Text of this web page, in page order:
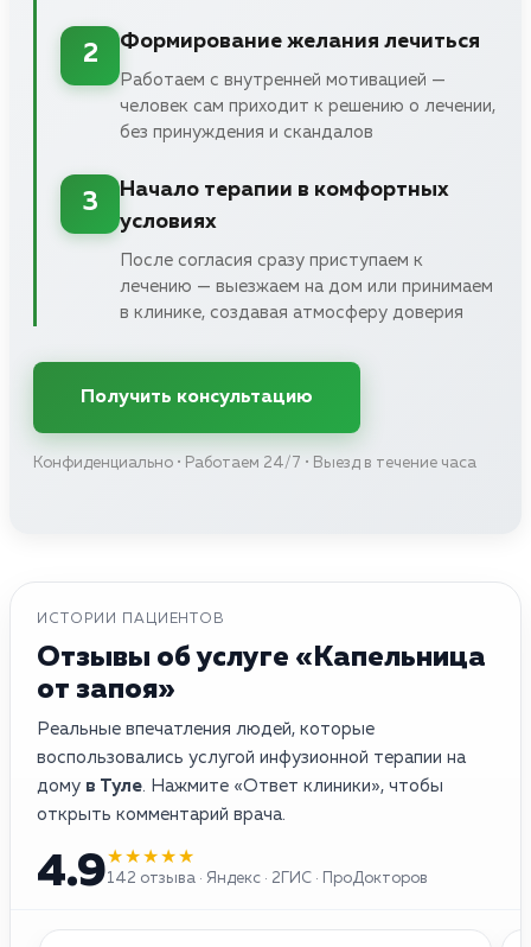
2
Формирование желания лечиться
Работаем с внутренней мотивацией —
человек сам приходит к решению о лечении,
без принуждения и скандалов
3
Начало терапии в комфортных
условиях
После согласия сразу приступаем к
лечению — выезжаем на дом или принимаем
в клинике, создавая атмосферу доверия
Получить консультацию
Конфиденциально • Работаем 24/7 • Выезд в течение часа
ИСТОРИИ ПАЦИЕНТОВ
Отзывы об услуге «Капельница
от запоя»
Реальные впечатления людей, которые
воспользовались услугой инфузионной терапии на
дому в Туле. Нажмите «Ответ клиники», чтобы
открыть комментарий врача.
4.9★★★★★
142 отзыва · Яндекс · 2ГИС · ПроДокторов